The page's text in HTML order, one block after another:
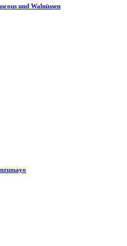
und Walnüssen